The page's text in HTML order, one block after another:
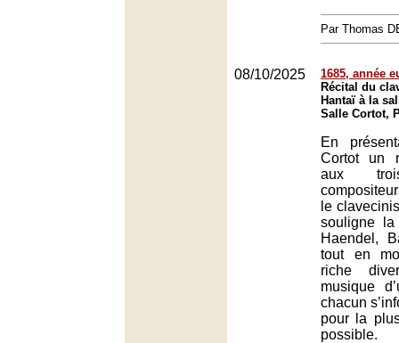
Par Thomas
08/10/2025
1685, année
Récital du
Hantaï à la
Salle Cortot,
En
Cortot un
aux
le
souligne
Haendel,
tout en
riche
musique
chacun
pour la
possible.